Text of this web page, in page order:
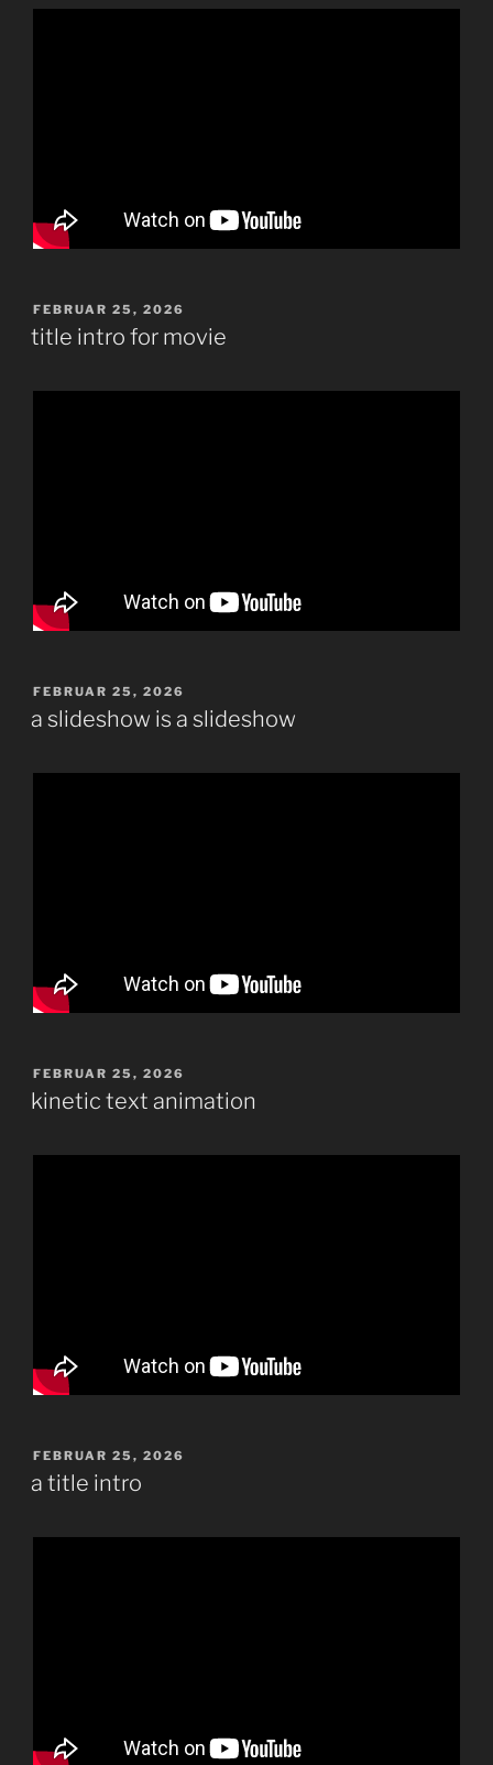
VERÖFFENTLICHT
AM
FEBRUAR 25, 2026
title intro for movie
VERÖFFENTLICHT
FEBRUAR 25, 2026
a slideshow is a slideshow
VERÖFFENTLICHT
AM
FEBRUAR 25, 2026
kinetic text animation
VERÖFFENTLICHT
AM
FEBRUAR 25, 2026
a title intro